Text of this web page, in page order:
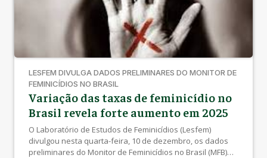
LESFEM DIVULGA DADOS PRELIMINARES DO MONITOR DE
FEMINICÍDIOS NO BRASIL
Variação das taxas de feminicídio no
Brasil revela forte aumento em 2025
O Laboratório de Estudos de Feminicídios (Lesfem)
divulgou nesta quarta-feira, 10 de dezembro, os dados
preliminares do Monitor de Feminicídios no Brasil (MFB)